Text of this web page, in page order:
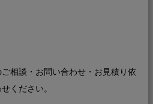
相談・お問い合わせ・お見積り依
ください。